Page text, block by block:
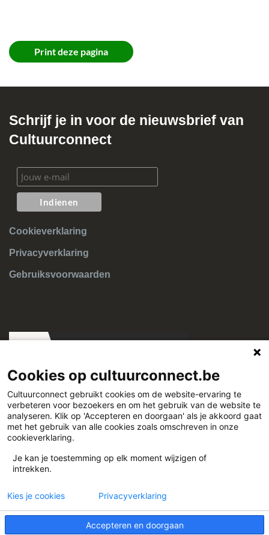
Print deze pagina
Schrijf je in voor de nieuwsbrief van
Cultuurconnect
Cookieverklaring
Privacyverklaring
Gebruiksvoorwaarden
Cultuurconnect
www.cultuurconnect.be
Cookies op cultuurconnect.be
Cultuurconnect gebruikt cookies om de website-ervaring te
verbeteren voor bezoekers en om het gebruik van de website te
analyseren. Klik op 'Accepteren en doorgaan' als je akkoord gaat
met het gebruik van alle cookies zoals omschreven in onze
cookieverklaring.
Je kan je toestemming op elk moment wijzigen of
intrekken.
Accepteren en doorgaan
Kies je cookies Privacyverklaring